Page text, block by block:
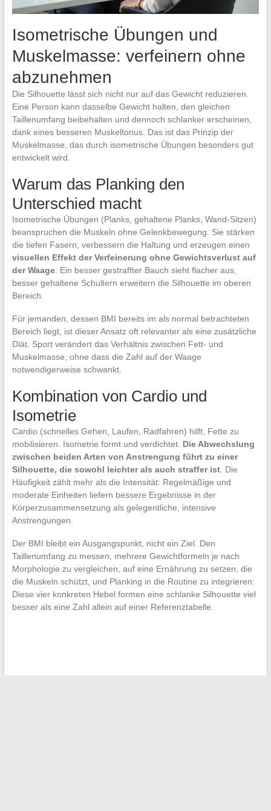
Isometrische Übungen und
Muskelmasse: verfeinern ohne
abzunehmen
Die Silhouette lässt sich nicht nur auf das Gewicht reduzieren.
Eine Person kann dasselbe Gewicht halten, den gleichen
Taillenumfang beibehalten und dennoch schlanker erscheinen,
dank eines besseren Muskeltonus. Das ist das Prinzip der
Muskelmasse, das durch isometrische Übungen besonders gut
entwickelt wird.
Warum das Planking den
Unterschied macht
Isometrische Übungen (Planks, gehaltene Planks, Wand-Sitzen)
beanspruchen die Muskeln ohne Gelenkbewegung. Sie stärken
die tiefen Fasern, verbessern die Haltung und erzeugen einen
visuellen Effekt der Verfeinerung ohne Gewichtsverlust auf
der Waage. Ein besser gestraffter Bauch sieht flacher aus,
besser gehaltene Schultern erweitern die Silhouette im oberen
Bereich.
Für jemanden, dessen BMI bereits im als normal betrachteten
Bereich liegt, ist dieser Ansatz oft relevanter als eine zusätzliche
Diät. Sport verändert das Verhältnis zwischen Fett- und
Muskelmasse, ohne dass die Zahl auf der Waage
notwendigerweise schwankt.
Kombination von Cardio und
Isometrie
Cardio (schnelles Gehen, Laufen, Radfahren) hilft, Fette zu
mobilisieren. Isometrie formt und verdichtet. Die Abwechslung
zwischen beiden Arten von Anstrengung führt zu einer
Silhouette, die sowohl leichter als auch straffer ist. Die
Häufigkeit zählt mehr als die Intensität: Regelmäßige und
moderate Einheiten liefern bessere Ergebnisse in der
Körperzusammensetzung als gelegentliche, intensive
Anstrengungen.
Der BMI bleibt ein Ausgangspunkt, nicht ein Ziel. Den
Taillenumfang zu messen, mehrere Gewichtformeln je nach
Morphologie zu vergleichen, auf eine Ernährung zu setzen, die
die Muskeln schützt, und Planking in die Routine zu integrieren:
Diese vier konkreten Hebel formen eine schlanke Silhouette viel
besser als eine Zahl allein auf einer Referenztabelle.